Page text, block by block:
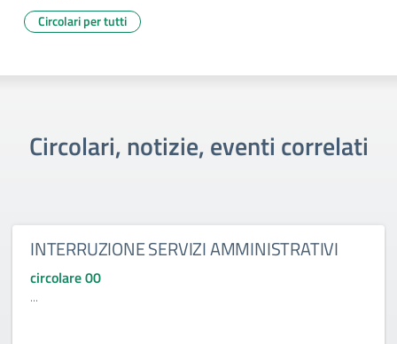
Circolari per tutti
Circolari, notizie, eventi correlati
INTERRUZIONE SERVIZI AMMINISTRATIVI
circolare 00
...